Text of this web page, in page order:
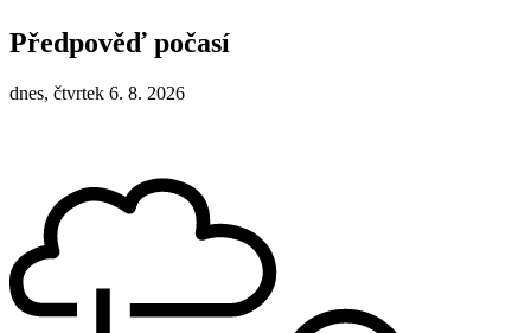
Předpověď počasí
dnes, čtvrtek 6. 8. 2026